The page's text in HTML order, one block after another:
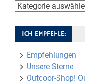
Kategorien
ICH EMPFEHLE:
Empfehlungen
Unsere Sterne
Outdoor-Shop!